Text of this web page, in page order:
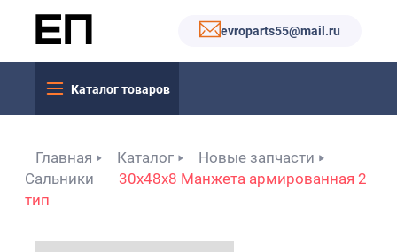
evroparts55@mail.ru
Каталог товаров
Главная Каталог
Новые запчасти
Сальники
30x48x8 Манжета армированная 2
тип